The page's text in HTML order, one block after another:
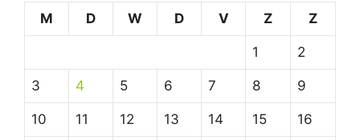
M
D W D V Z Z
1 2
3 4 5 6 7 8 9
10 11 12 13 14 15 16